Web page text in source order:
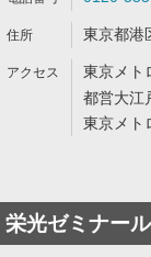
東京都港
東京メト
都営大江
東京メト
栄光ゼミナール